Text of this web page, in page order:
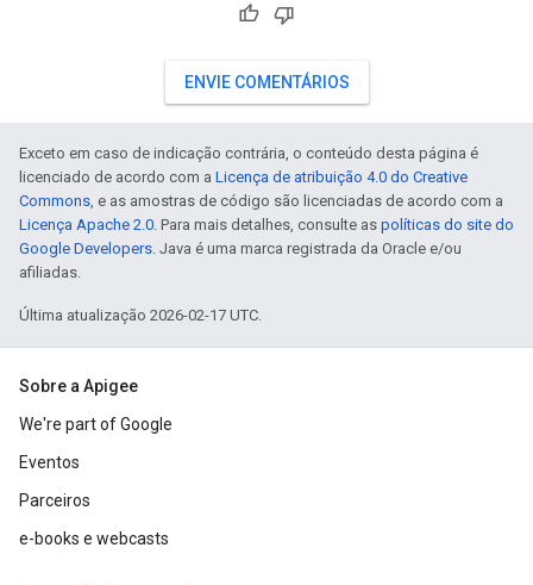
ENVIE COMENTÁRIOS
Exceto em caso de indicação contrária, o conteúdo desta página é
licenciado de acordo com a Licença de atribuição 4.0 do Creative
Commons, e as amostras de código são licenciadas de acordo com a
Licença Apache 2.0. Para mais detalhes, consulte as políticas do site do
Google Developers. Java é uma marca registrada da Oracle e/ou
afiliadas.
Última atualização 2026-02-17 UTC.
Sobre a Apigee
We're part of Google
Eventos
Parceiros
e-books e webcasts